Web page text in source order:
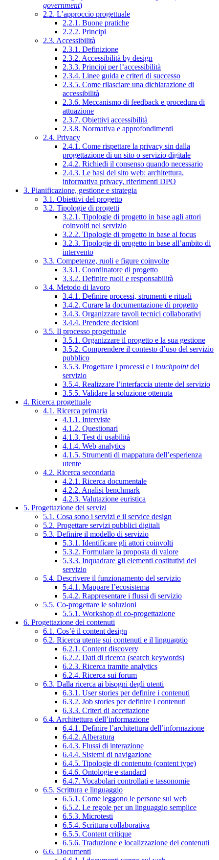
government)
2.2. L’approccio progettuale
2.2.1. Buone pratiche
2.2.2. Principi
2.3. Accessibilità
2.3.1. Definizione
2.3.2. Accessibilità by design
2.3.3. Principi per l’accessibilità
2.3.4. Linee guida e criteri di successo
2.3.5. Come rilasciare una dichiarazione di
accessibilità
2.3.6. Meccanismo di feedback e procedura di
attuazione
2.3.7. Obiettivi accessibilità
2.3.8. Normativa e approfondimenti
2.4. Privacy
2.4.1. Come rispettare la privacy sin dalla
progettazione di un sito o servizio digitale
2.4.2. Richiedi il consenso quando necessario
2.4.3. Le basi del sito web: architettura,
informativa privacy, riferimenti DPO
3. Pianificazione, gestione e strategia
3.1. Obiettivi del progetto
3.2. Tipologie di progetti
3.2.1. Tipologie di progetto in base agli attori
coinvolti nel servizio
3.2.2. Tipologie di progetto in base al focus
3.2.3. Tipologie di progetto in base all’ambito di
intervento
3.3. Competenze, ruoli e figure coinvolte
3.3.1. Coordinatore di progetto
3.3.2. Definire ruoli e responsabilità
3.4. Metodo di lavoro
3.4.1. Definire processi, strumenti e rituali
3.4.2. Curare la documentazione di progetto
3.4.3. Organizzare tavoli tecnici collaborativi
3.4.4. Prendere decisioni
3.5. Il processo progettuale
3.5.1. Organizzare il progetto e la sua gestione
3.5.2. Comprendere il contesto d’uso del servizio
pubblico
3.5.3. Progettare i processi e i touchpointdel
servizio
3.5.4. Realizzare l’interfaccia utente del servizio
3.5.5. Validare la soluzione ottenuta
4. Ricerca progettuale
4.1. Ricerca primaria
4.1.1. Interviste
4.1.2. Questionari
4.1.3. Test di usabilità
4.1.4. Web analytics
4.1.5. Strumenti di mappatura dell’esperienza
utente
4.2. Ricerca secondaria
4.2.1. Ricerca documentale
4.2.2. Analisi benchmark
4.2.3. Valutazione euristica
5. Progettazione dei servizi
5.1. Cosa sono i servizi e il service design
5.2. Progettare servizi pubblici digitali
5.3. Definire il modello di servizio
5.3.1. Identificare gli attori coinvolti
5.3.2. Formulare la proposta di valore
5.3.3. Inquadrare gli elementi costitutivi del
servizio
5.4. Descrivere il funzionamento del servizio
5.4.1. Mappare l’ecosistema
5.4.2. Rappresentare i flussi di servizio
5.5. Co-progettare le soluzioni
5.5.1. Workshop di co-progettazione
6. Progettazione dei contenuti
6.1. Cos’è il content design
6.2. Ricerca utente sui contenuti e il linguaggio
6.2.1. Content discovery
6.2.2. Dati di ricerca (search keywords)
6.2.3. Ricerca tramite analytics
6.2.4. Ricerca sui forum
6.3. Dalla ricerca ai bisogni degli utenti
6.3.1. User stories per definire i contenuti
6.3.2. Job stories per definire i contenuti
6.3.3. Criteri di accettazione
6.4. Architettura dell’informazione
6.4.1. Definire l’architettura dell’informazione
6.4.2. Alberatura
6.4.3. Flussi di interazione
6.4.4. Sistemi di navigazione
6.4.5. Tipologie di contenuto (content type)
6.4.6. Ontologie e standard
6.4.7. Vocabolari controllati e tassonomie
6.5. Scrittura e linguaggio
6.5.1. Come leggono le persone sul web
6.5.2. Le regole per un linguaggio semplice
6.5.3. Microtesti
6.5.4. Scrittura collaborativa
6.5.5. Content critique
6.5.6. Traduzione e localizzazione dei contenuti
6.6. Documenti